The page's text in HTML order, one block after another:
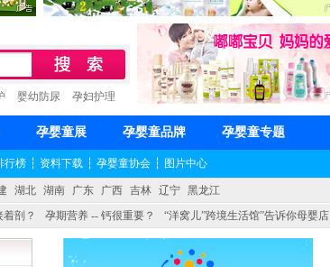
婴幼防尿 孕妇护理
孕婴童展 孕婴童品牌 孕婴童专题
行榜 ┆ 资料下载 ┆ 孕婴童协会 ┆ 图片中心
湖北 湖南 广东 广西 吉林 辽宁 黑龙江
剖？ 孕期营养 -- 钙很重要？
“洋窝儿”跨境生活馆”告诉你母婴店